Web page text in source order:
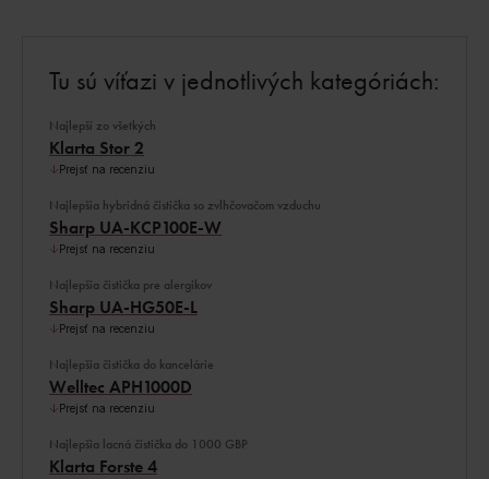
Tu sú víťazi v jednotlivých kategóriách:
Najlepší zo všetkých
Klarta Stor 2
Prejsť na recenziu
Najlepšia hybridná čistička so zvlhčovačom vzduchu
Sharp UA-KCP100E-W
Prejsť na recenziu
Najlepšia čistička pre alergikov
Sharp UA-HG50E-L
Prejsť na recenziu
Najlepšia čistička do kancelárie
Welltec APH1000D
Prejsť na recenziu
Najlepšia lacná čistička do 1000 GBP
Klarta Forste 4